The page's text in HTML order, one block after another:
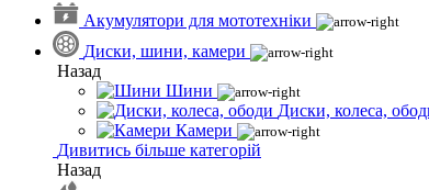
Акумулятори для мототехніки
Диски, шини, камери
Назад
Шини
Диски, колеса,
Камери
Дивитись більше категорій
Назад